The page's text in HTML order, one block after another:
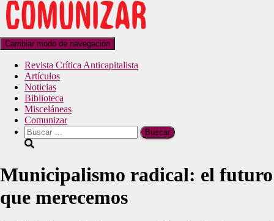
Cambiar modo de navegación
Revista Crítica Anticapitalista
Artículos
Noticias
Biblioteca
Misceláneas
Comunizar
Municipalismo radical: el futuro
que merecemos